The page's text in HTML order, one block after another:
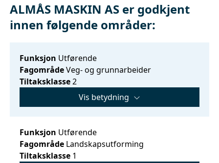
ALMÅS MASKIN AS er godkjent
innen følgende områder:
Funksjon Utførende
FagområdeVeg- og grunnarbeider
Tiltaksklasse2
Vis betydning
Funksjon Utførende
Fagområde Landskapsutforming
Tiltaksklasse 1